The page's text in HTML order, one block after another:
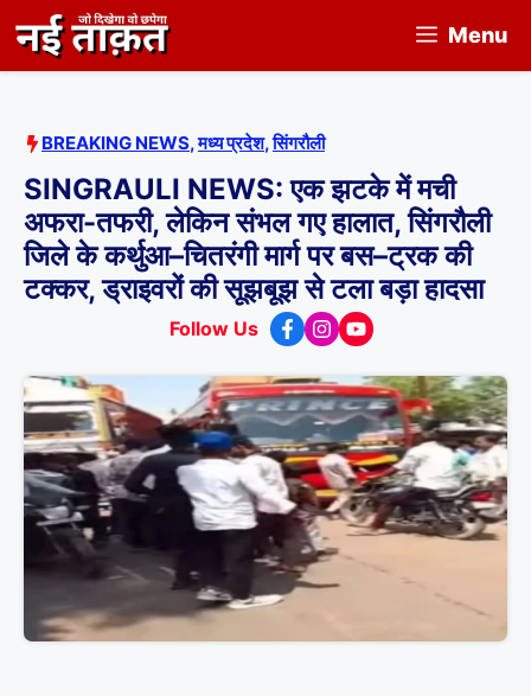
to
content
Menu
BREAKING NEWS,मध्य प्रदेश,सिंगरौली
SINGRAULI NEWS: एक झटके में मची
अफरा-तफरी, लेकिन संभल गए हालात, सिंगरौली
जिले के कर्थुआ–चितरंगी मार्ग पर बस–ट्रक की
टक्कर, ड्राइवरों की सूझबूझ से टला बड़ा हादसा
Follow Us